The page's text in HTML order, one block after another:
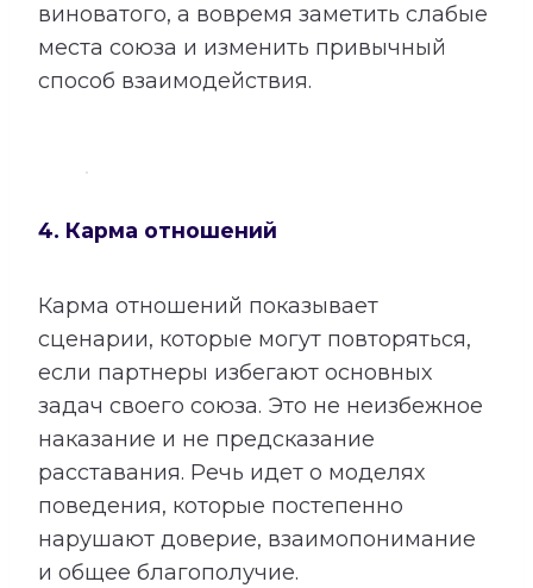
виноватого, а вовремя заметить слабые
места союза и изменить привычный
способ взаимодействия.
4. Карма отношений
Карма отношений показывает
сценарии, которые могут повторяться,
если партнеры избегают основных
задач своего союза. Это не неизбежное
наказание и не предсказание
расставания. Речь идет о моделях
поведения, которые постепенно
нарушают доверие, взаимопонимание
и общее благополучие.